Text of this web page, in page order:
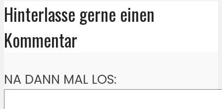
Hinterlasse gerne einen
Kommentar
NA DANN MAL LOS: